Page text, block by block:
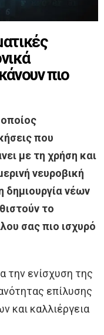
πιο
που
με τη χρήση και
νευροβική
δημιουργία νέων
το
σας πιο ισχυρό
την ενίσχυση της
επίλυσης
και καλλιέργεια